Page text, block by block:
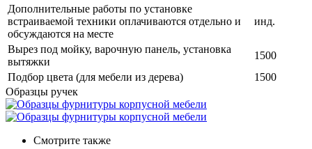
Дополнительные работы по установке
встраиваемой техники оплачиваются отдельно и
обсуждаются на месте
инд.
Вырез под мойку, варочную панель, установка
вытяжки
1500
Подбор цвета (для мебели из дерева)
1500
Образцы ручек
Смотрите также